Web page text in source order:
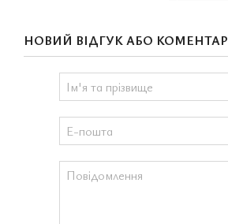
НОВИЙ ВІДГУК АБО КОМЕНТАР